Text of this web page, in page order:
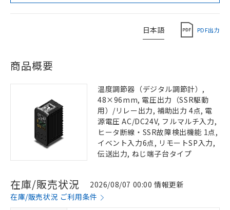
日本語 PDF出力
商品概要
温度調節器（デジタル調節計）,
48×96mm, 電圧出力（SSR駆動
用）/リレー出力, 補助出力 4点, 電
源電圧 AC/DC24V, フルマルチ入力,
ヒータ断線・SSR故障検出機能 1点,
イベント入力6点, リモートSP入力,
伝送出力, ねじ端子台タイプ
在庫/販売状況
2026/08/07 00:00 情報更新
在庫/販売状況 ご利用条件